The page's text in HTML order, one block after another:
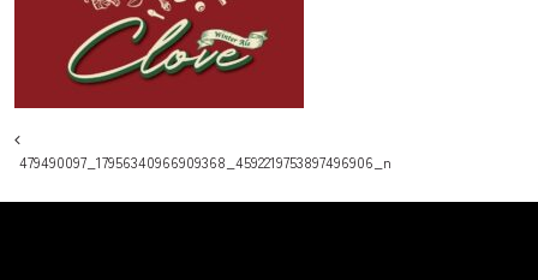
投稿ナビゲーション
479490097_17956340966909368_4592219753897496906_n